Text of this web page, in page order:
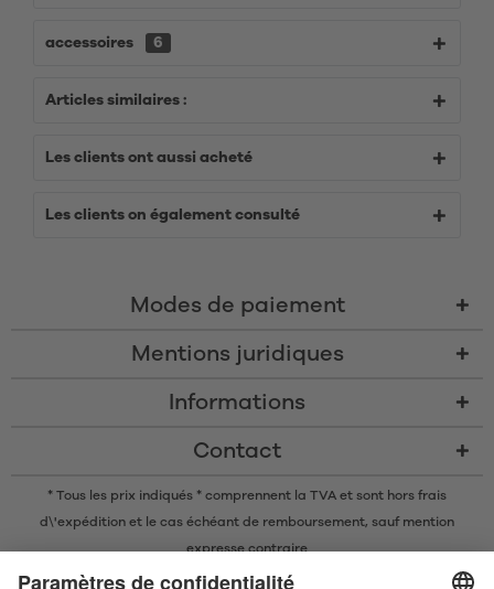
accessoires 6
Articles similaires :
Les clients ont aussi acheté
Les clients on également consulté
Modes de paiement
Mentions juridiques
Informations
Contact
* Tous les prix indiqués * comprennent la TVA et sont hors frais
d\'expédition et le cas échéant de remboursement, sauf mention
expresse contraire
* La marque nominative et les logos Bluetooth® sont des marques